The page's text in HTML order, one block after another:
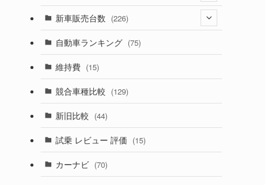
(525)
(356)
(328)
(194)
(230)
(253)
(188)
(242)
(85)
(84)
(14)
(222)
(50)
(58)
(28)
(8)
(3)
(3)
(5)
(1)
新車販売台数 (226)
(21)
(5)
(7)
(5)
自動車ランキング (75)
維持費 (15)
競合車種比較 (129)
新旧比較 (44)
試乗 レビュー 評価 (15)
カーナビ (70)